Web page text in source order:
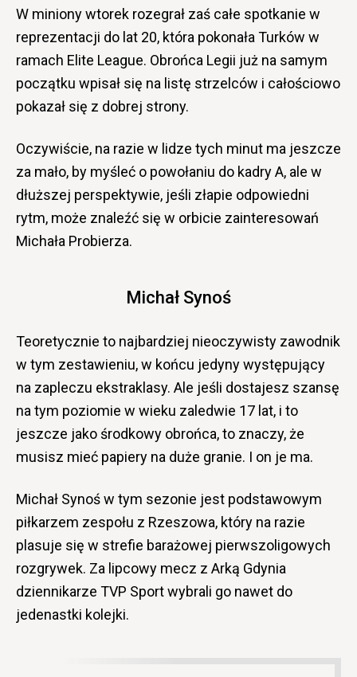
W miniony wtorek rozegrał zaś całe spotkanie w
reprezentacji do lat 20, która pokonała Turków w
ramach Elite League. Obrońca Legii już na samym
początku wpisał się na listę strzelców i całościowo
pokazał się z dobrej strony.
Oczywiście, na razie w lidze tych minut ma jeszcze
za mało, by myśleć o powołaniu do kadry A, ale w
dłuższej perspektywie, jeśli złapie odpowiedni
rytm, może znaleźć się w orbicie zainteresowań
Michała Probierza.
Michał Synoś
Teoretycznie to najbardziej nieoczywisty zawodnik
w tym zestawieniu, w końcu jedyny występujący
na zapleczu ekstraklasy. Ale jeśli dostajesz szansę
na tym poziomie w wieku zaledwie 17 lat, i to
jeszcze jako środkowy obrońca, to znaczy, że
musisz mieć papiery na duże granie. I on je ma.
Michał Synoś w tym sezonie jest podstawowym
piłkarzem zespołu z Rzeszowa, który na razie
plasuje się w strefie barażowej pierwszoligowych
rozgrywek. Za lipcowy mecz z Arką Gdynia
dziennikarze TVP Sport wybrali go nawet do
jedenastki kolejki.